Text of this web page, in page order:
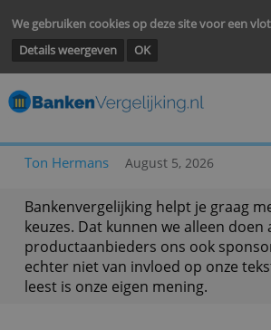
We gebruiken cookies op deze site voor
Details weergeven
Bankenvergelijking helpt je
keuzes. Dat kunnen we alleen
productaanbieders ons ook
echter niet van invloed op